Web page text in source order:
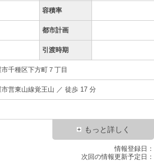
容積率
都市計画
引渡時期
千種区下方町７丁目
市営東山線覚王山 ／ 徒歩 17 分
もっと詳しく
情報登録日：
次回の情報更新予定日：